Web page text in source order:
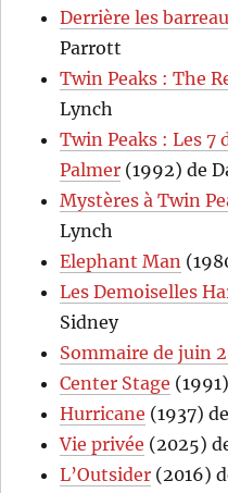
Derrière les
Parrott
Twin Peaks : The
Lynch
Twin Peaks : Les 7
Palmer (1992) de
Mystères à Twin
Lynch
Elephant Man
Les Demoiselles
Sidney
Sommaire de juin
Center Stage
Hurricane (1937)
Vie privée (2025)
L’Outsider (2016)